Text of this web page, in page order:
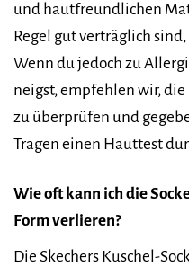
und hautfreundlichen
Regel gut verträglich
Wenn du jedoch zu
neigst, empfehlen wir,
zu überprüfen und
Tragen einen Hauttest
Wie oft kann ich die
Form verlieren?
Die Skechers Kuschel-